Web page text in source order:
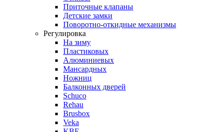
Приточные клапаны
Детские замки
Поворотно-откидные механизмы
Регулировка
На зиму
Пластиковых
Алюминиевых
Мансардных
Ножниц
Балконных дверей
Schuco
Rehau
Brusbox
Veka